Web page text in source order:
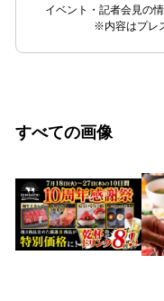
イベント・記者会見の
※内容はプレ
すべての画像